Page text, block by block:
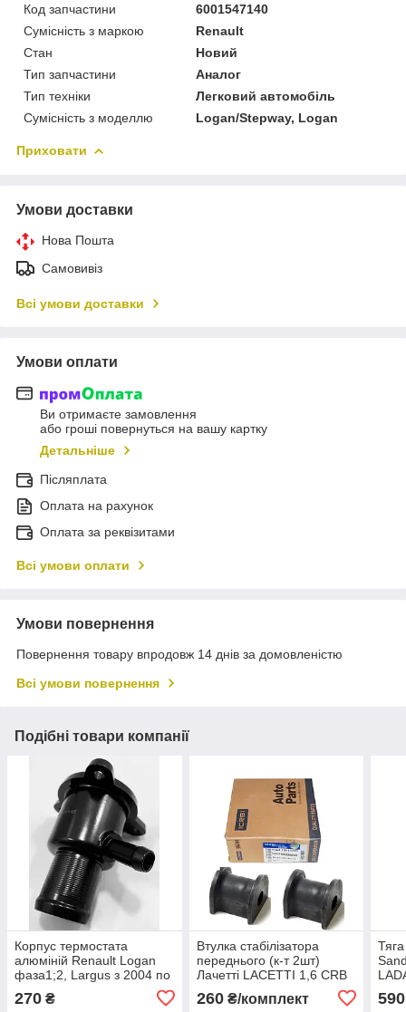
Код запчастини
6001547140
Сумісність з маркою
Renault
Стан
Новий
Тип запчастини
Аналог
Тип техніки
Легковий автомобіль
Сумісність з моделлю
Logan/Stepway, Logan
Приховати
Умови доставки
Нова Пошта
Самовивіз
Всі умови доставки
Умови оплати
Ви отримаєте замовлення
або гроші повернуться на вашу картку
Детальніше
Післяплата
Оплата на рахунок
Оплата за реквізитами
Всі умови оплати
Умови повернення
Повернення товару впродовж 14 днів за домовленістю
Всі умови повернення
Подібні товари компанії
Корпус термостата
алюміній Renault Logan
фаза1;2, Largus з 2004 по
2013 г RENAULT EuroEx
Угорщина
270 ₴
Втулка стабілізатора
переднього (к-т 2шт)
Лачетті LACETTI 1,6 CRB
260₴/комплект 590